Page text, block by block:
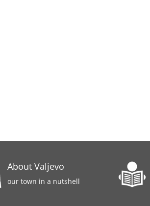
About Valjevo
our town in a nutshell